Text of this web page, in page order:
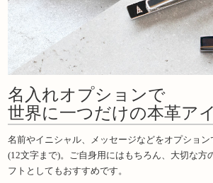
名入れオプションで
世界に一つだけの本革ア
名前やイニシャル、メッセージなどをオプショ
(12文字まで)。ご自身用にはもちろん、大切な方
フトとしてもおすすめです。